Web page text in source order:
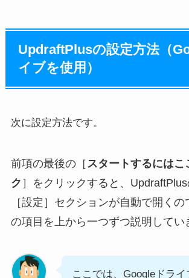
UpdraftPlusの設定方法（
イブを使用）
次に設定方法です。
前項の最後の［ スタートするにはこ
ク ］をクリックすると、
［設定］セクションが自動で開く
の項目を上から一つずつ説明してい
ここでは、Googleドライ